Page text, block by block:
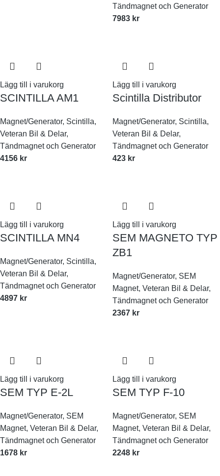
Tändmagnet och Generator
7983 kr
Lägg till i varukorg
SCINTILLA AM1
Magnet/Generator, Scintilla,
Veteran Bil & Delar,
Tändmagnet och Generator
4156 kr
Lägg till i varukorg
Scintilla Distributor
Magnet/Generator, Scintilla,
Veteran Bil & Delar,
Tändmagnet och Generator
423 kr
Lägg till i varukorg
SCINTILLA MN4
Magnet/Generator, Scintilla,
Veteran Bil & Delar,
Tändmagnet och Generator
4897 kr
Lägg till i varukorg
SEM MAGNETO TYP
ZB1
Magnet/Generator, SEM
Magnet, Veteran Bil & Delar,
Tändmagnet och Generator
2367 kr
Lägg till i varukorg
SEM TYP E-2L
Magnet/Generator, SEM
Magnet, Veteran Bil & Delar,
Tändmagnet och Generator
1678 kr
Lägg till i varukorg
SEM TYP F-10
Magnet/Generator, SEM
Magnet, Veteran Bil & Delar,
Tändmagnet och Generator
2248 kr